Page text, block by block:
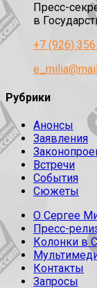
Пресс-
в
+7 (926)
Рубрики
Анонсы
Заявления
Встречи
События
Сюжеты
О Сергее
Пресс-
Колонки в
Контакты
Запросы